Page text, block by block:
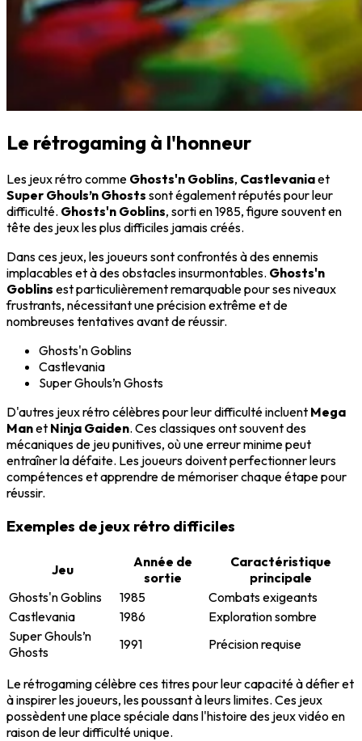
Le rétrogaming à l'honneur
Les jeux rétro comme Ghosts'n Goblins, Castlevaniaet
Super Ghouls’n Ghosts sont également réputés pour leur
difficulté. Ghosts'n Goblins, sorti en 1985, figure souvent en
tête des jeux les plus difficiles jamais créés.
Dans ces jeux, les joueurs sont confrontés à des ennemis
implacables et à des obstacles insurmontables. Ghosts'n
Goblins est particulièrement remarquable pour ses niveaux
frustrants, nécessitant une précision extrême et de
nombreuses tentatives avant de réussir.
Ghosts'n Goblins
Castlevania
Super Ghouls’n Ghosts
D'autres jeux rétro célèbres pour leur difficulté incluent Mega
Manet Ninja Gaiden. Ces classiques ont souvent des
mécaniques de jeu punitives, où une erreur minime peut
entraîner la défaite. Les joueurs doivent perfectionner leurs
compétences et apprendre de mémoriser chaque étape pour
réussir.
Exemples de jeux rétro difficiles
Jeu
Année de
sortie
Caractéristique
principale
Ghosts'n Goblins
1985
Combats exigeants
Castlevania
1986
Exploration sombre
Super Ghouls’n
Ghosts
1991 Précision requise
Le rétrogaming célèbre ces titres pour leur capacité à défier et
à inspirer les joueurs, les poussant à leurs limites. Ces jeux
possèdent une place spéciale dans l'histoire des jeux vidéo en
raison de leur difficulté unique.